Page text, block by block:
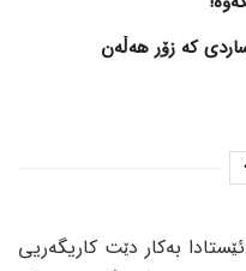
کە زۆر هەڵەن
بەکار دێت کاریگەریی